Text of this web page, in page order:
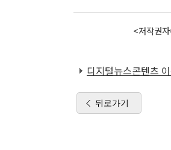
<저작권
디지털뉴스콘텐츠
뒤로가기